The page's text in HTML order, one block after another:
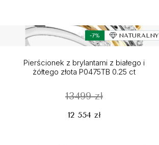
-7% NATURALNY
Pierścionek z brylantami z białego i
żółtego złota P0475TB 0.25 ct
13499 zł
12 554 zł